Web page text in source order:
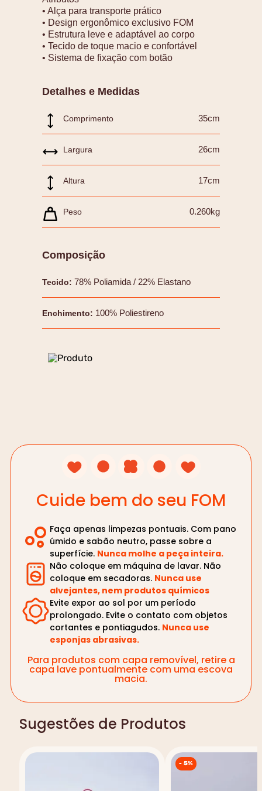
• Alça para transporte prático
• Design ergonômico exclusivo FOM
• Estrutura leve e adaptável ao corpo
• Tecido de toque macio e confortável
• Sistema de fixação com botão
Detalhes e Medidas
Comprimento 35cm
Largura 26cm
Altura 17cm
Peso 0.260kg
Composição
Tecido: 78% Poliamida / 22% Elastano
Enchimento: 100% Poliestireno
Cuide bem do seu FOM
Faça apenas limpezas pontuais. Com pano
úmido e sabão neutro, passe sobre a
superfície. Nunca molhe a peça inteira.
Não coloque em máquina de lavar. Não
coloque em secadoras. Nunca use
alvejantes, nem produtos químicos
Evite expor ao sol por um período
prolongado. Evite o contato com objetos
cortantes e pontiagudos. Nunca use
esponjas abrasivas.
Para produtos com capa removível, retire a
capa lave pontualmente com uma escova
macia.
Sugestões de Produtos
- 5%